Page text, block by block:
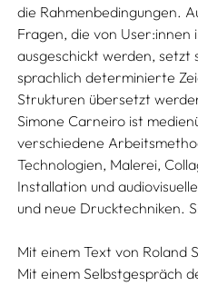
die Rahmenbedingungen.
Fragen, die von
ausgeschickt werden, setzt
sprachlich determinierte
Strukturen übersetzt
Simone Carneiro ist
verschiedene
Technologien, Malerei,
Installation und
und neue Drucktechniken.
Mit einem Text von Roland
Mit einem Selbstgespräch